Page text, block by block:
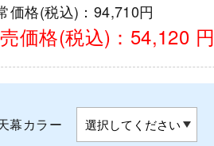
価格(税込)： 94,710円
価格(税込)： 54,120 円
幕カラー